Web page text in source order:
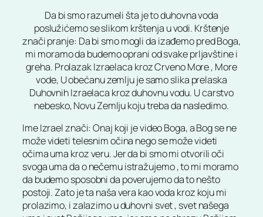
Da bi smo razumeli šta je to duhovna voda
poslužićemo se slikom krštenja u vodi. Krštenje
znači pranje: Da bi smo mogli da izađemo pred Boga,
mi moramo da budemo oprani od svake prljavštine i
greha. Prolazak Izraelaca kroz Crveno More , More
vode, U obećanu zemlju je samo slika prelaska
Duhovnih Izraelaca kroz duhovnu vodu. U carstvo
nebesko, Novu Zemlju koju treba da nasledimo.
Ime Izrael znači: Onaj koji je video Boga, a Bog se ne
može videti telesnim očina nego se može videti
očima uma kroz veru. Jer da bi smo mi otvorili oči
svoga uma da o nečemu istražujemo , to mi moramo
da budemo sposobni da poverujemo da to nešto
postoji. Zato je ta naša vera kao voda kroz koju mi
prolazimo, i zalazimo u duhovni svet , svet našega